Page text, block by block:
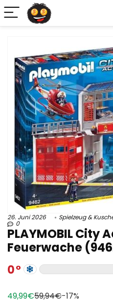
26. Juni 2026 Spielzeug &
0
PLAYMOBIL City
Feuerwache
0
49,99€59,94€-17%